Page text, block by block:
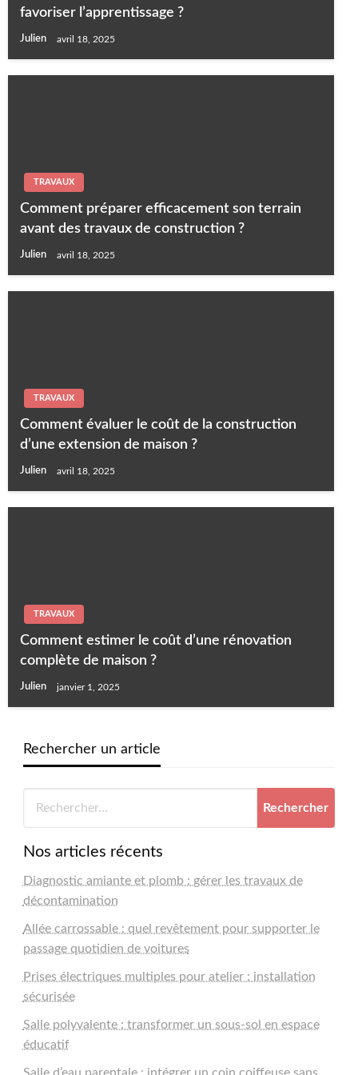
favoriser l’apprentissage ?
Julien avril 18, 2025
TRAVAUX
Comment préparer efficacement son terrain
avant des travaux de construction ?
Julien avril 18, 2025
TRAVAUX
Comment évaluer le coût de la construction
d’une extension de maison ?
Julien avril 18, 2025
TRAVAUX
Comment estimer le coût d’une rénovation
complète de maison ?
Julien janvier 1, 2025
Rechercher un article
Nos articles récents
Diagnostic amiante et plomb : gérer les travaux de
décontamination
Allée carrossable : quel revêtement pour supporter le
passage quotidien de voitures
Prises électriques multiples pour atelier : installation
sécurisée
Salle polyvalente : transformer un sous-sol en espace
éducatif